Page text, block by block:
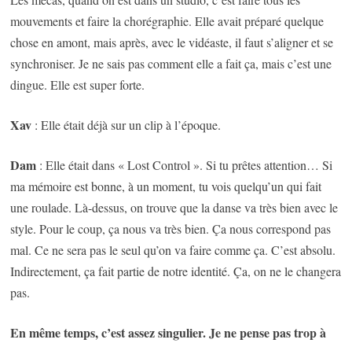
mouvements et faire la chorégraphie. Elle avait préparé quelque
chose en amont, mais après, avec le vidéaste, il faut s’aligner et se
synchroniser. Je ne sais pas comment elle a fait ça, mais c’est une
dingue. Elle est super forte.
Xav : Elle était déjà sur un clip à l’époque.
Dam : Elle était dans « Lost Control ». Si tu prêtes attention… Si
ma mémoire est bonne, à un moment, tu vois quelqu’un qui fait
une roulade. Là-dessus, on trouve que la danse va très bien avec le
style. Pour le coup, ça nous va très bien. Ça nous correspond pas
mal. Ce ne sera pas le seul qu’on va faire comme ça. C’est absolu.
Indirectement, ça fait partie de notre identité. Ça, on ne le changera
pas.
En même temps, c’est assez singulier. Je ne pense pas trop à